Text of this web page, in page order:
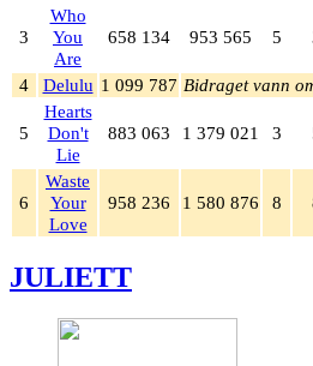
3
Who
You
Are
658 134 953 565 5
4 Delulu 1 099 787 Bidraget vann
5
Hearts
Don't
Lie
883 063 1 379 021 3
6
Waste
Your
Love
958 236 1 580 876 8
JULIETT